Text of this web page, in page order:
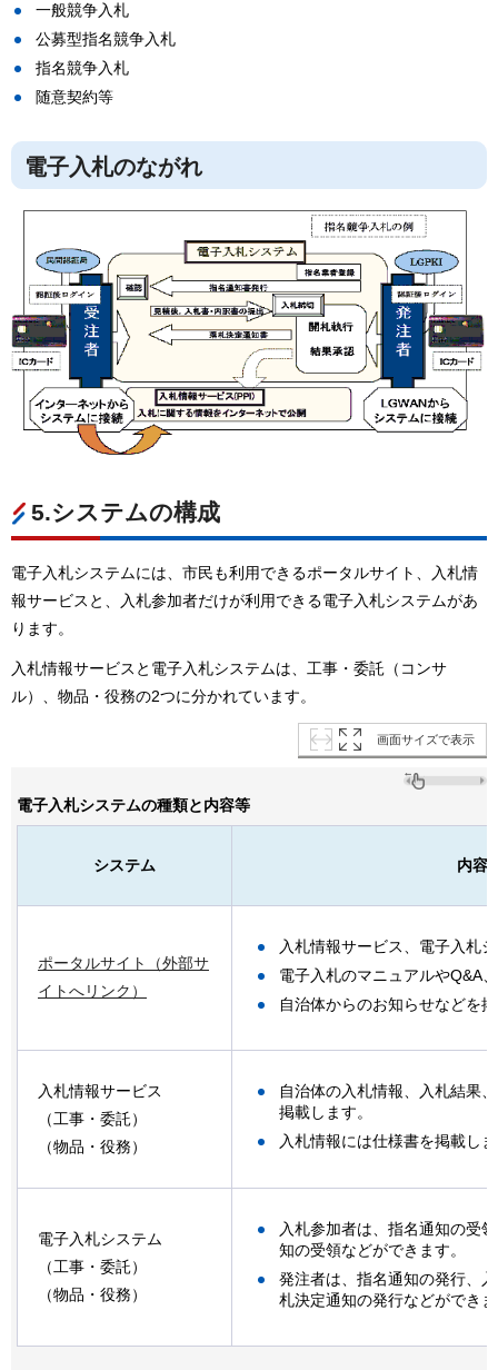
一般競争入札
公募型指名競争入札
指名競争入札
随意契約等
電子入札のながれ
5.システムの構成
電子入札システムには、市民も利用できるポータルサイト、入札情
報サービスと、入札参加者だけが利用できる電子入札システムがあ
ります。
入札情報サービスと電子入札システムは、工事・委託（コンサ
ル）、物品・役務の2つに分かれています。
画面サイズで表示
電子入札システムの種類と内容等
システム 内容
ポータルサイト（外部サ
イトへリンク）
入札情報サービス、電子入札
電子入札のマニュアルやQ&A
自治体からのお知らせなどを
入札情報サービス
（工事・委託）
（物品・役務）
自治体の入札情報、入札結果
掲載します。
入札情報には仕様書を掲載し
電子入札システム
（工事・委託）
（物品・役務）
入札参加者は、指名通知の受
知の受領などができます。
発注者は、指名通知の発行、
札決定通知の発行などができ